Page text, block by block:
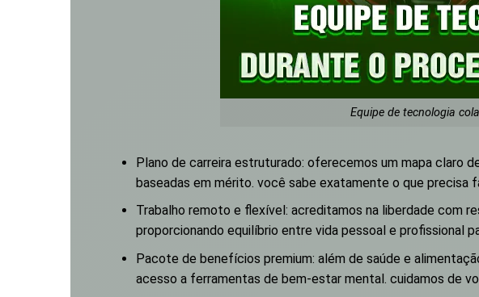
Equipe de tecnologia
Plano de carreira estruturado: oferecemos um mapa claro
baseadas em mérito. você sabe exatamente o que precisa
Trabalho remoto e flexível: acreditamos na liberdade com
proporcionando equilíbrio entre vida pessoal e profissional
Pacote de benefícios premium: além de saúde e
acesso a ferramentas de bem-estar mental. cuidamos de